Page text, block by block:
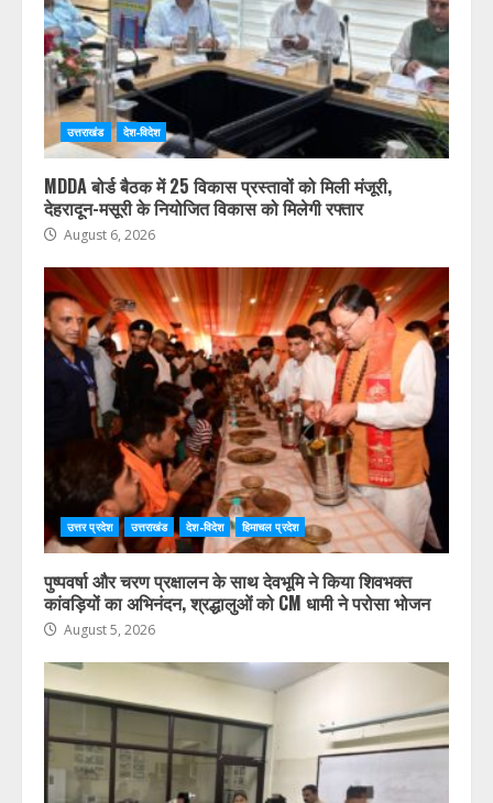
उत्तराखंड देश-विदेश
MDDA बोर्ड बैठक में 25 विकास प्रस्तावों को मिली मंजूरी,
देहरादून-मसूरी के नियोजित विकास को मिलेगी रफ्तार
August 6, 2026
देश-विदेश हिमाचल प्रदेश
पुष्पवर्षा और चरण प्रक्षालन के साथ देवभूमि ने किया शिवभक्त
कांवड़ियों का अभिनंदन, श्रद्धालुओं को CM धामी ने परोसा भोजन
August 5, 2026